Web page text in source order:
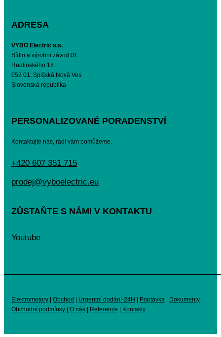
ADRESA
VYBO Electric a.s.
Sídlo a výrobní závod 01
Radlinského 18
052 01, Spišská Nová Ves
Slovenská republika
PERSONALIZOVANÉ PORADENSTVÍ
Kontaktujte nás, rádi vám pomůžeme.
+420 607 351 715
prodej@vyboelectric.eu
ZŮSTAŇTE S NÁMI V KONTAKTU
Youtube
Elektromotory Obchod Urgentní dodání-24H Poptávka Dokumenty
Obchodní podmínky
O nás Reference Kontakty